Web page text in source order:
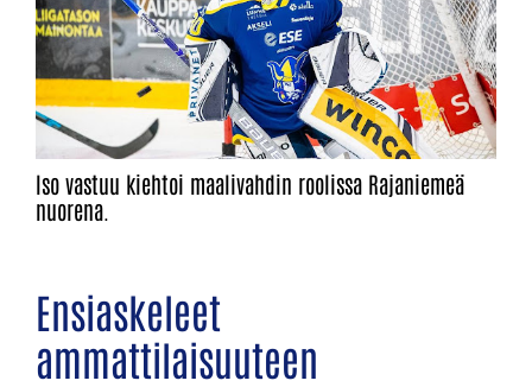
Iso vastuu kiehtoi maalivahdin roolissa Rajaniemeä
nuorena.
Ensiaskeleet
ammattilaisuuteen